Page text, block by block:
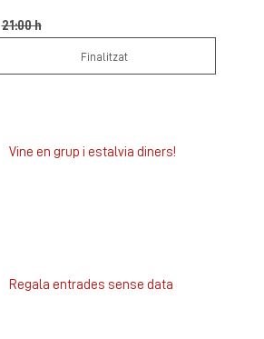
21:00 h
Finalitzat
Vine en grup i estalvia diners!
Regala entrades sense data